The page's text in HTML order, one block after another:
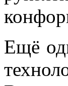
Ещё